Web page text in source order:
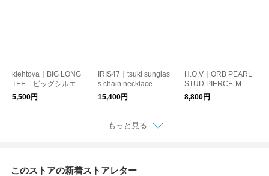
kiehtova｜BIG LONG
TEE ビッグシルエッ
ト Tシャツ トップ
ス
5,500円
IRIS47｜tsuki sunglas
s chain necklace ネ
ックレス サングラス
チェーン 月モチーフ
15,400円
H.O.V｜ORB PEARL
STUD PIERCE-M ピ
アス 淡水パール シ
ルバー925
8,800円
もっと見る
このストアの新着ストアレター